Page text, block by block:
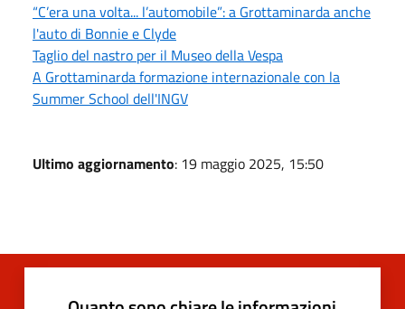
“C’era una volta... l’automobile”: a Grottaminarda anche
l'auto di Bonnie e Clyde
Taglio del nastro per il Museo della Vespa
A Grottaminarda formazione internazionale con la
Summer School dell'INGV
Ultimo aggiornamento: 19 maggio 2025, 15:50